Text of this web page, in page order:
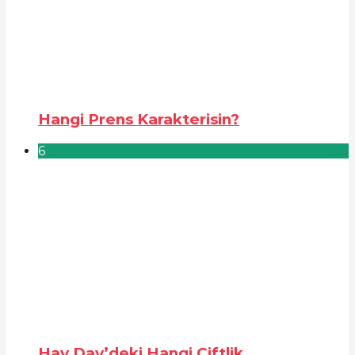
Hangi Prens Karakterisin?
6